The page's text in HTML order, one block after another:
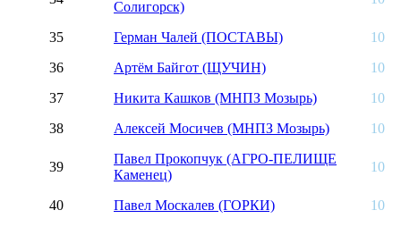
Солигорск)
35 Герман Чалей (ПОСТАВЫ)
10
36
Артём Байгот (ЩУЧИН)
10
37
Никита Кашков (МНПЗ Мозырь)
10
38
Алексей Мосичев (МНПЗ Мозырь) 10
39
Павел Прокопчук (АГРО-ПЕЛИЩЕ
Каменец)
10
40 Павел Москалев (ГОРКИ) 10